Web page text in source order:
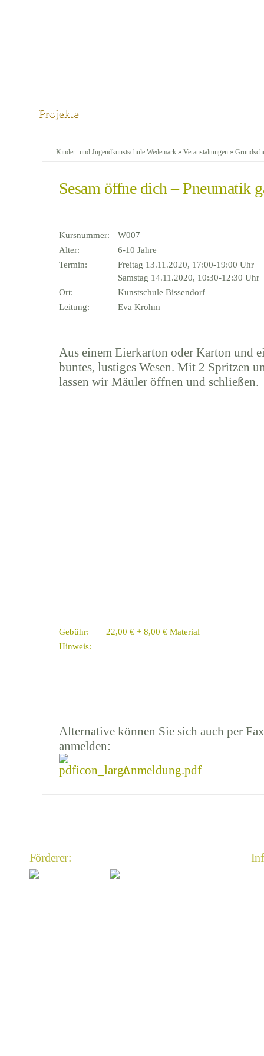
Projekte
Kinder- und Jugendkunstschule Wedemark » Veranstaltungen »
Sesam öffne dich – Pneumatik
Kursnummer:
W007
Alter:
6-10 Jahre
Termin:
Freitag 13.11.2020, 17:00-19:00 Uhr
Samstag 14.11.2020, 10:30-12:30 Uhr
Ort:
Kunstschule Bissendorf
Leitung:
Eva Krohm
Aus einem Eierkarton oder Karton und
buntes, lustiges Wesen. Mit 2 Spritzen
lassen wir Mäuler öffnen und schließen.
Gebühr:
22,00 € + 8,00 € Material
Hinweis:
Alternative können Sie sich auch per
anmelden:
Anmeldung.pdf
Förderer: